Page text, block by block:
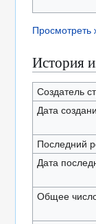
Просмотреть
История
Создатель
Дата
Последний
Дата
Общее